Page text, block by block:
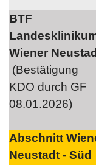
BTF
Wiener
(Bestätigung
KDO durch GF
08.01.2026)
Abschnitt
Neustadt - Süd